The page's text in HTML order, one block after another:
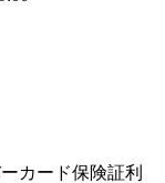
カード保険証利